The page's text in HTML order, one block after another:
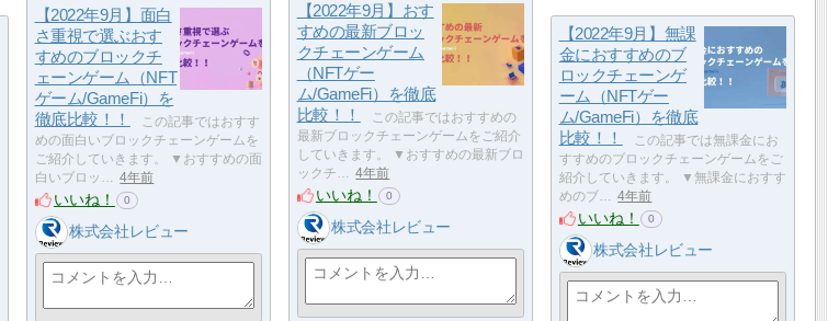
【2022年9月】おす
すめの最新ブロッ
クチェーンゲーム
（NFTゲー
ム/GameFi）を徹底
比較！！
この記事ではおすすめの
最新ブロックチェーンゲームをご紹介
していきます。 ▼おすすめの最新ブロ
ックチ…
4年前
いいね！ 0
株式会社レビュー
【2022年9月】面白
さ重視で選ぶおす
すめのブロックチ
ェーンゲーム（NFT
ゲーム/GameFi）を
徹底比較！！
この記事ではおすす
めの面白いブロックチェーンゲームを
ご紹介していきます。 ▼おすすめの面
白いブロッ…
4年前
いいね！ 0
株式会社レビュー
【2022年9月】無課
金におすすめのブ
ロックチェーンゲ
ーム（NFTゲー
ム/GameFi）を徹底
比較！！
この記事では無課金にお
すすめのブロックチェーンゲームをご
紹介していきます。 ▼無課金におすす
めのブ…
4年前
いいね！ 0
株式会社レビュー